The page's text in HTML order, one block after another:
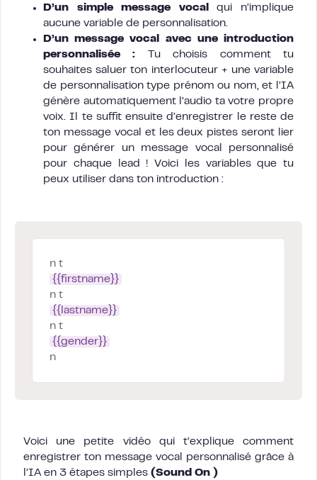
D’un simple message vocal
qui n’implique
aucune variable de personnalisation.
D’un message vocal avec une introduction
personnalisée : Tu choisis comment tu
souhaites saluer ton interlocuteur + une variable
de personnalisation type prénom ou nom, et l’IA
génère automatiquement l’audio ta votre propre
voix. Il te suffit ensuite d’enregistrer le reste de
ton message vocal et les deux pistes seront lier
pour générer un message vocal personnalisé
pour chaque lead ! Voici les variables que tu
peux utiliser dans ton introduction :
n t
{{firstname}}
n t
{{lastname}}
n t
{{gender}}
n
Voici une petite vidéo qui t’explique comment
enregistrer ton message vocal personnalisé grâce à
l’IA en 3 étapes simples (Sound On )